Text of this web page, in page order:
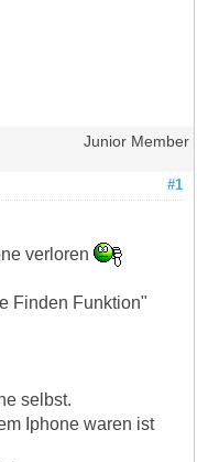
Junior Member
#1
verloren
Finden Funktion"
selbst.
Iphone waren ist